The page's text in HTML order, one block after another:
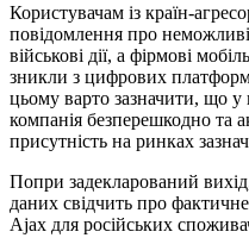
Користувачам із країн-
повідомлення про
військові дії, а фірмові
зникли з цифрових
цьому варто зазначити, що у
компанія безперешкодно та
присутність на ринках
Попри задекларований
даних свідчить про
Ajax для російських